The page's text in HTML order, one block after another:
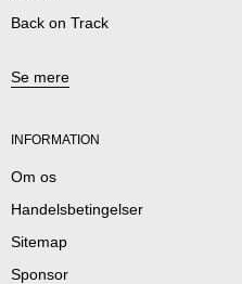
Back on Track
Se mere
INFORMATION
Om os
Handelsbetingelser
Sitemap
Sponsor